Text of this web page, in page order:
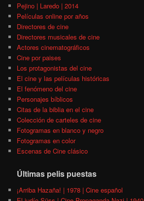
Pejino | Laredo | 2014
Películas online por años
Directores de cine
Directores musicales de cine
Actores cinematográficos
Cine por paises
Los protagonistas del cine
El cine y las películas históricas
El fenómeno del cine
Personajes bíblicos
Citas de la biblia en el cine
Colección de carteles de cine
Fotogramas en blanco y negro
Fotogramas en color
Escenas de Cine clásico
Últimas pelis puestas
¡Arriba Hazaña! | 1978 | Cine español